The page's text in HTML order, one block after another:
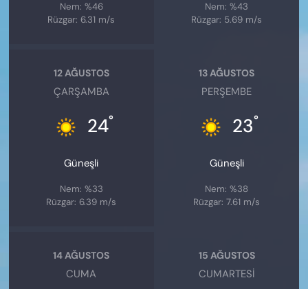
Nem: %46
Rüzgar: 6.31 m/s
Nem: %43
Rüzgar: 5.69 m/s
12 AĞUSTOS
ÇARŞAMBA
24°
Güneşli
Nem: %33
Rüzgar: 6.39 m/s
13 AĞUSTOS
PERŞEMBE
23°
Güneşli
Nem: %38
Rüzgar: 7.61 m/s
14 AĞUSTOS
CUMA
15 AĞUSTOS
CUMARTESI